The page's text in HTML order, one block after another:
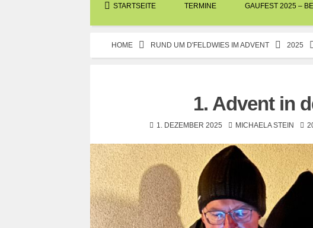
STARTSEITE TERMINE GAUFEST 2025 –
HOME RUND UM D'FELDWIES IM ADVENT 2025
1. Advent in
1. DEZEMBER 2025 MICHAELA STEIN